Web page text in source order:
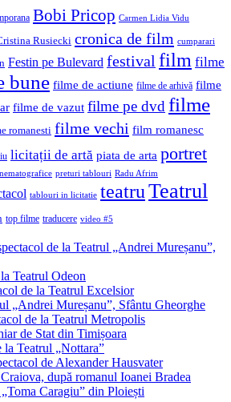
Bobi Pricop Carmen Lidia Vidu
Rusiecki cronica de film cumparari
Festin pe Bulevard festival film filme
bune filme de actiune filme de arhivă filme
filme de vazut filme pe dvd filme
romanesti filme vechi film romanesc
licitații de artă piata de arta portret
preturi tablouri Radu Afrim
tablouri in licitatie teatruTeatrul
top filme traducere video #5
de la Teatrul „Andrei Mureșanu”,
Teatrul Odeon
de la Teatrul Excelsior
„Andrei Mureșanu”, Sfântu Gheorghe
de la Teatrul Metropolis
de Stat din Timișoara
la Teatrul „Nottara”
de Alexander Hausvater
după romanul Ioanei Bradea
Caragiu” din Ploiești